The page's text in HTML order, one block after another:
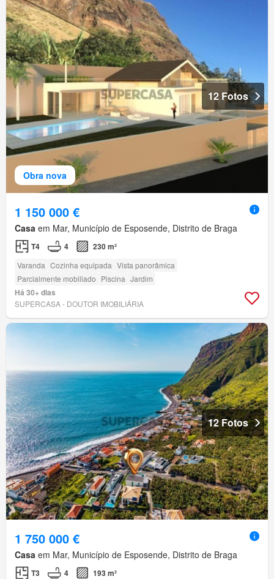
Obra nova
12 Fotos
1 150 000 €
Casa em Mar, Município de Esposende, Distrito de Braga
T4 4 230 m²
Varanda Cozinha equipada Vista panorâmica
Parcialmente mobiliado Piscina Jardim
Há 30+ dias
SUPERCASA - DOUTOR IMOBILIÁRIA
12 Fotos
1 750 000 €
Casa em Mar, Município de Esposende, Distrito de Braga
T3 4 193 m²